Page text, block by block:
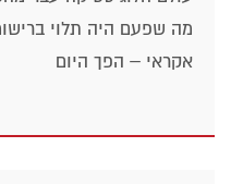
מה שפעם היה תלוי
אקראי – הפך היום